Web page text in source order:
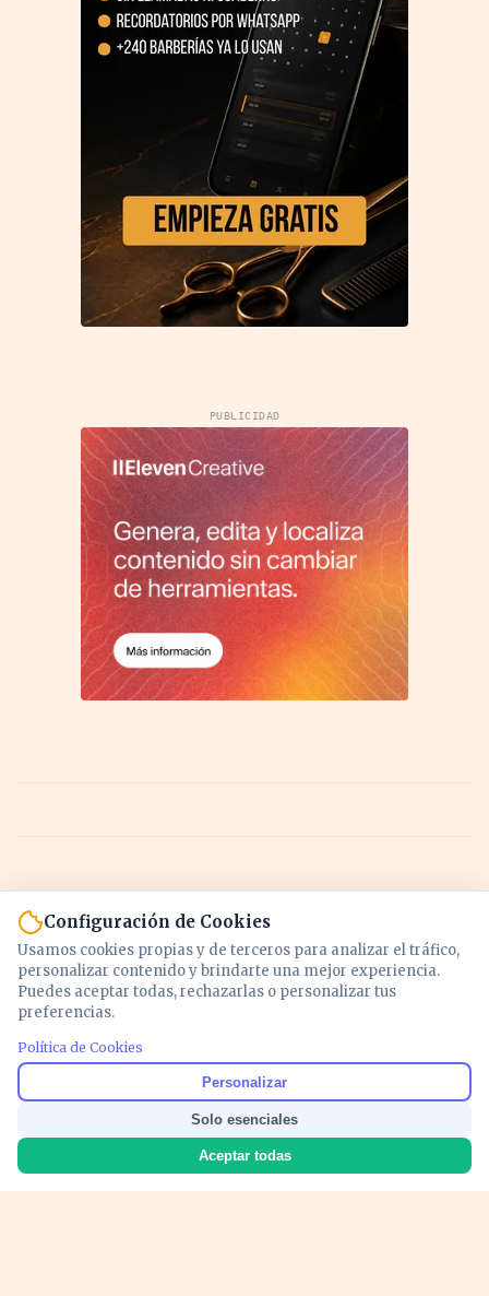
PUBLICIDAD
Noticias y análisis de economía, mercados,
inversión y política. Información actualizada
para entender lo que mueve tu dinero y tu
país.
Configuración de Cookies
Usamos cookies propias y de terceros para analizar el tráfico,
personalizar contenido y brindarte una mejor experiencia.
Puedes aceptar todas, rechazarlas o personalizar tus
preferencias.
Política de Cookies
Personalizar
Solo esenciales
Aceptar todas